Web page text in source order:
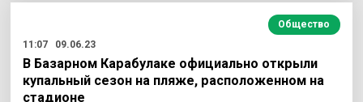
Общество
11:07
09.06.23
В Базарном Карабулаке официально открыли
купальный сезон на пляже, расположенном на
стадионе